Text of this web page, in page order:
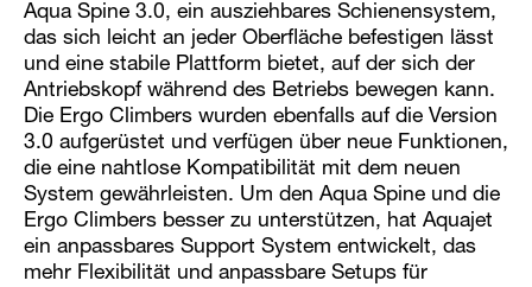
Aqua Spine 3.0, ein ausziehbares Schienensystem,
das sich leicht an jeder Oberfläche befestigen lässt
und eine stabile Plattform bietet, auf der sich der
Antriebskopf während des Betriebs bewegen kann.
Die Ergo Climbers wurden ebenfalls auf die Version
3.0 aufgerüstet und verfügen über neue Funktionen,
die eine nahtlose Kompatibilität mit dem neuen
System gewährleisten. Um den Aqua Spine und die
Ergo Climbers besser zu unterstützen, hat Aquajet
ein anpassbares Support System entwickelt, das
mehr Flexibilität und anpassbare Setups für